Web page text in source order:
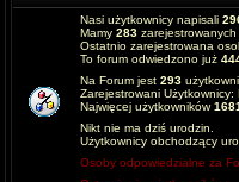
Nasi użytkownicy napisali
Mamy 283
Ostatnio zarejestrowana
To forum odwiedzono już
Na Forum jest 293
Zarejestrowani Użytkownicy:
Najwięcej użytkowników1681
Nikt nie ma dziś urodzin.
Użytkownicy obchodzący
Osoby odpowiedzialne za